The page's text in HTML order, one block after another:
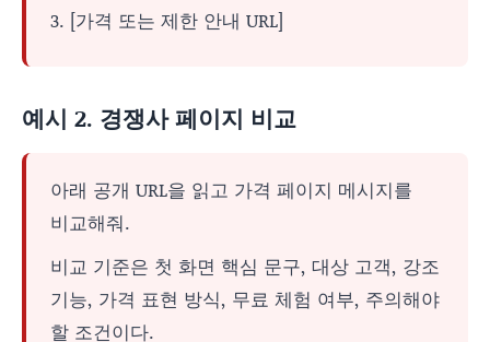
3. [가격 또는 제한 안내 URL]
예시 2. 경쟁사 페이지 비교
아래 공개 URL을 읽고 가격 페이지 메시지를
비교해줘.
비교 기준은 첫 화면 핵심 문구, 대상 고객, 강조
기능, 가격 표현 방식, 무료 체험 여부, 주의해야
할 조건이다.